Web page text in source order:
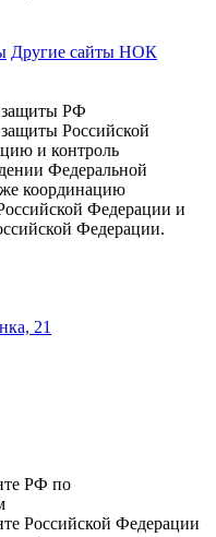
Другие сайты НОК
защиты РФ
Российской
и контроль
Федеральной
координацию
Федерации и
Федерации.
21
РФ по
Российской Федерации